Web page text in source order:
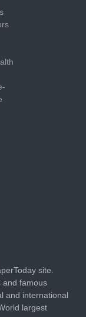
site.
and famous
and international
largest